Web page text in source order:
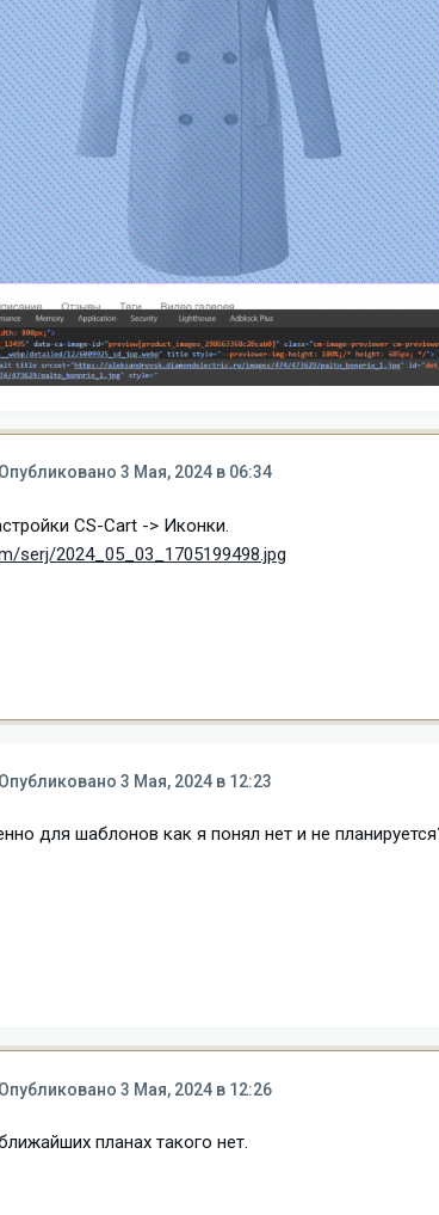
Опубликовано 3 Мая, 2024 в 06:34
CS-Cart -> Иконки.
serj/2024_05_03_1705199498.jpg
Опубликовано 3 Мая, 2024 в 12:23
для шаблонов как я понял нет и не
Опубликовано 3 Мая, 2024 в 12:26
планах такого нет.